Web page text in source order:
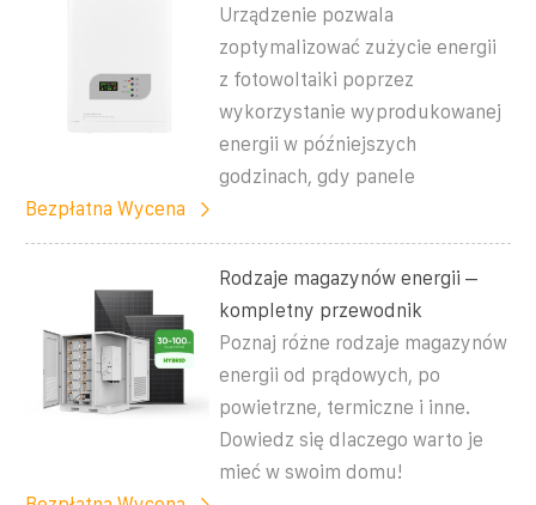
Urządzenie pozwala
zoptymalizować zużycie energii
z fotowoltaiki poprzez
wykorzystanie wyprodukowanej
energii w późniejszych
godzinach, gdy panele
Bezpłatna Wycena
Rodzaje magazynów energii –
kompletny przewodnik
Poznaj różne rodzaje magazynów
energii od prądowych, po
powietrzne, termiczne i inne.
Dowiedz się dlaczego warto je
mieć w swoim domu!